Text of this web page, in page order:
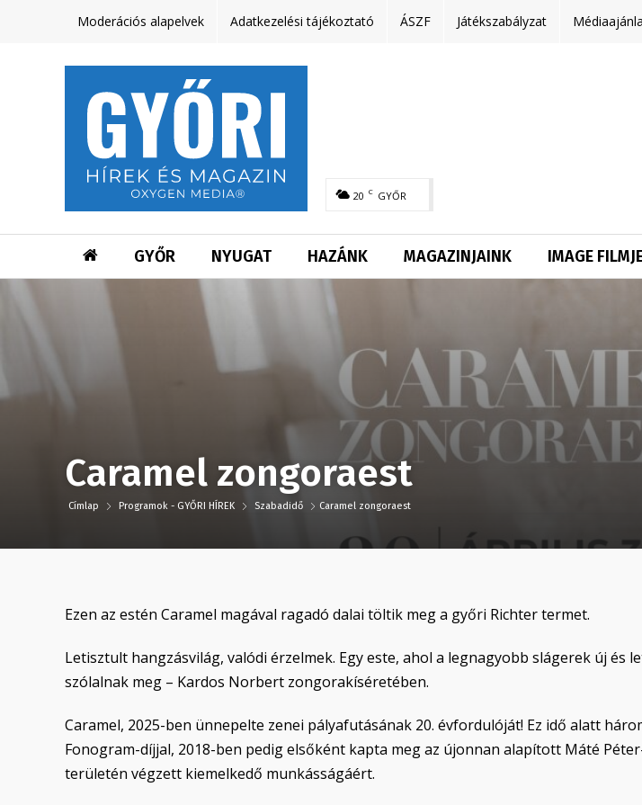
Moderációs alapelvek Adatkezelési tájékoztató ÁSZF Játékszabályzat
20 C GYŐR
GYŐR NYUGAT HAZÁNK MAGAZINJAINK IMAGE
Caramel zongoraest
Címlap Programok - GYŐRI HÍREK Szabadidő Caramel zongoraest
Ezen az estén Caramel magával ragadó dalai töltik meg a győri Richter termet.
Letisztult hangzásvilág, valódi érzelmek. Egy este, ahol a legnagyobb slágerek új és
szólalnak meg – Kardos Norbert zongorakíséretében.
Caramel, 2025-ben ünnepelte zenei pályafutásának 20. évfordulóját! Ez idő alatt
Fonogram-díjjal, 2018-ben pedig elsőként kapta meg az újonnan alapított Máté
területén végzett kiemelkedő munkásságáért.